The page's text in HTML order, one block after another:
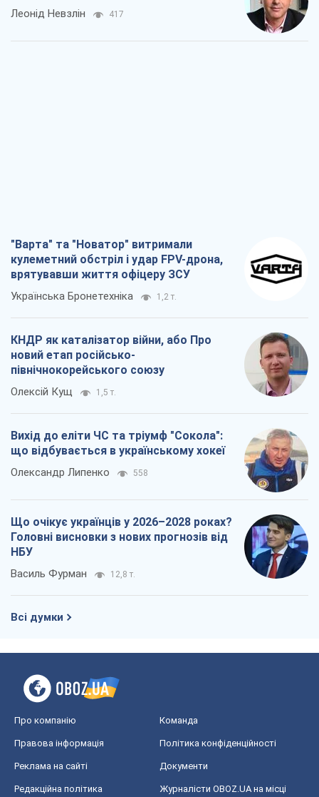
Леонід Невзлін 417
"Варта" та "Новатор" витримали
кулеметний обстріл і удар FPV-дрона,
врятувавши життя офіцеру ЗСУ
Українська Бронетехніка 1,2 т.
КНДР як каталізатор війни, або Про
новий етап російсько-
північнокорейського союзу
Олексій Кущ 1,5 т.
Вихід до еліти ЧС та тріумф "Сокола":
що відбувається в українському хокеї
Олександр Липенко 558
Що очікує українців у 2026–2028 роках?
Головні висновки з нових прогнозів від
НБУ
Василь Фурман 12,8 т.
Всі думки
Про компанію Команда
Правова інформація Політика конфіденційності
Реклама на сайті Документи
Редакційна політика
Журналісти OBOZ.UA на місці